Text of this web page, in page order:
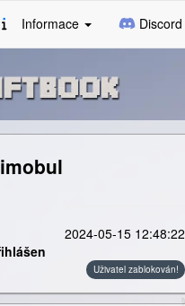
Informace Discord
2024-05-15 12:48:22
Uživatel zablokován!